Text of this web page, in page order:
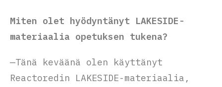
Miten olet hyödyntänyt LAKESIDE-
materiaalia opetuksen tukena?
—Tänä keväänä olen käyttänyt
Reactoredin LAKESIDE-materiaalia,